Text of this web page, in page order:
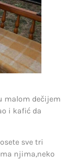
malom dečijem
i kafić da
sve tri
njima,neko